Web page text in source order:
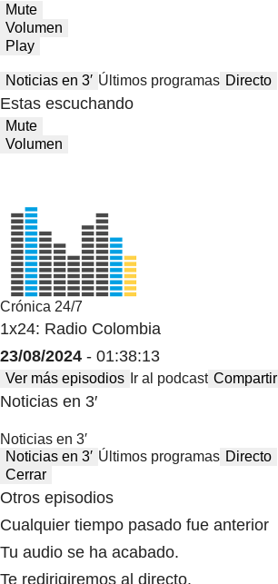
Mute
Volumen
Play
Noticias en 3′ Últimos programas Directo
Estas escuchando
Mute
Volumen
Crónica 24/7
1x24: Radio Colombia
23/08/2024 - 01:38:13
Ver más episodios Ir al podcast Compartir
Noticias en 3′
Noticias en 3′
Noticias en 3′ Últimos programas Directo
Cerrar
Otros episodios
Cualquier tiempo pasado fue anterior
Tu audio se ha acabado.
Te redirigiremos al directo.